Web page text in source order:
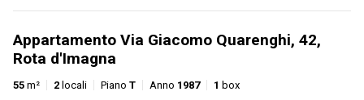
Appartamento Via Giacomo Quarenghi, 42,
Rota d'Imagna
55 m² 2 locali Piano T Anno 1987 1 box